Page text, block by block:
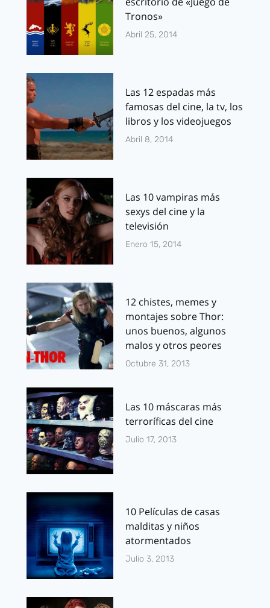
Tronos»
Abril 25, 2014
Las 12 espadas más
famosas del cine, la tv, los
libros y los videojuegos
Abril 8, 2014
Las 10 vampiras más
sexys del cine y la
televisión
Enero 15, 2014
12 chistes, memes y
montajes sobre Thor:
unos buenos, algunos
malos y otros peores
Octubre 31, 2013
Las 10 máscaras más
terroríficas del cine
Julio 17, 2013
10 Películas de casas
malditas y niños
atormentados
Julio 3, 2013